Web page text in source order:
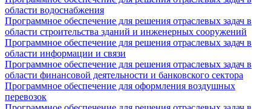
области водоснабжения
Программное обеспечение для решения отраслевых задач в
области строительства зданий и инженерных сооружений
Программное обеспечение для решения отраслевых задач в
области информации и связи
Программное обеспечение для решения отраслевых задач в
области финансовой деятельности и банковского сектора
Программное обеспечение для оформления воздушных
перевозок